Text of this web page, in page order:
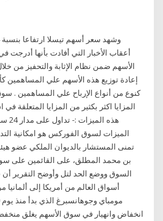
أعقاب الأخبار التي أفادت بأنها
الأسهم ضمن نظام الإثابة والتحفيز من
إعادة توزيع هذه الأسهم علي
كنوع من أنواع الإرباح علي المساهمين .
المزايا اكثر بكثير من المزايا المتعلقة
هذه
تمنى المستشار بالديوان الملكي عضو هيئة
بن محمد المطلق، على القائمين على
السوق ووضع الحد لتل وأوضح التقرير
أسواق العالم من أمريكا إلى ألمانيا